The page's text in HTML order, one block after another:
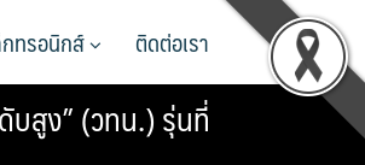
ทรอนิกส์ ติดต่อเรา
บสูง” (วทน.) รุ่นที่